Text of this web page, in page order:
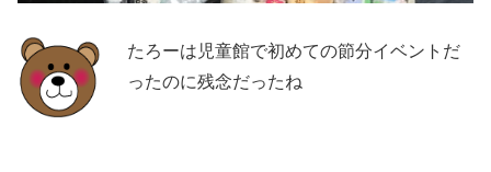
たろーは児童館で初めての節分イベントだ
ったのに残念だったね